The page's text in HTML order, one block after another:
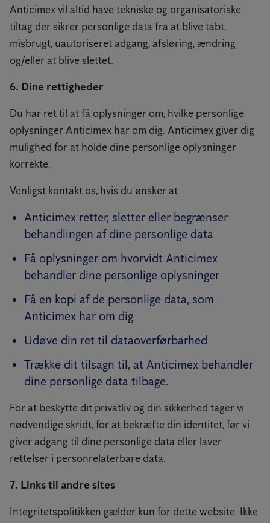
Anticimex vil altid have tekniske og organisatoriske
tiltag der sikrer personlige data fra at blive tabt,
misbrugt, uautoriseret adgang, afsløring, ændring
og/eller at blive slettet.
6. Dine rettigheder
Du har ret til at få oplysninger om, hvilke personlige
oplysninger Anticimex har om dig. Anticimex giver dig
mulighed for at holde dine personlige oplysninger
korrekte.
Venligst kontakt os, hvis du ønsker at
Anticimex retter, sletter eller begrænser
behandlingen af dine personlige data
Få oplysninger om hvorvidt Anticimex
behandler dine personlige oplysninger
Få en kopi af de personlige data, som
Anticimex har om dig
Udøve din ret til dataoverførbarhed
Trække dit tilsagn til, at Anticimex behandler
dine personlige data tilbage.
For at beskytte dit privatliv og din sikkerhed tager vi
nødvendige skridt, for at bekræfte din identitet, før vi
giver adgang til dine personlige data eller laver
rettelser i personrelaterbare data.
7. Links til andre sites
Integritetspolitikken gælder kun for dette website. Ikke